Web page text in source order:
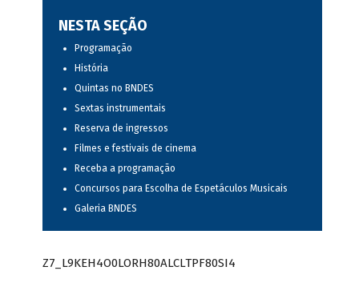
NESTA SEÇÃO
Programação
História
Quintas no BNDES
Sextas instrumentais
Reserva de ingressos
Filmes e festivais de cinema
Receba a programação
Concursos para Escolha de Espetáculos Musicais
Galeria BNDES
Z7_L9KEH4O0LORH80ALCLTPF80SI4